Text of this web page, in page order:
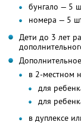
бунгало — 5
номера — 5
Дети до 3 лет
в 2-местном
для
для
в дуплексе